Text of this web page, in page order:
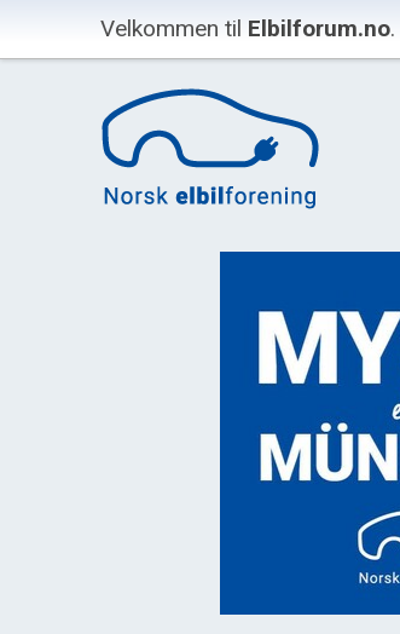
Velkommen til Elbilforum.no.